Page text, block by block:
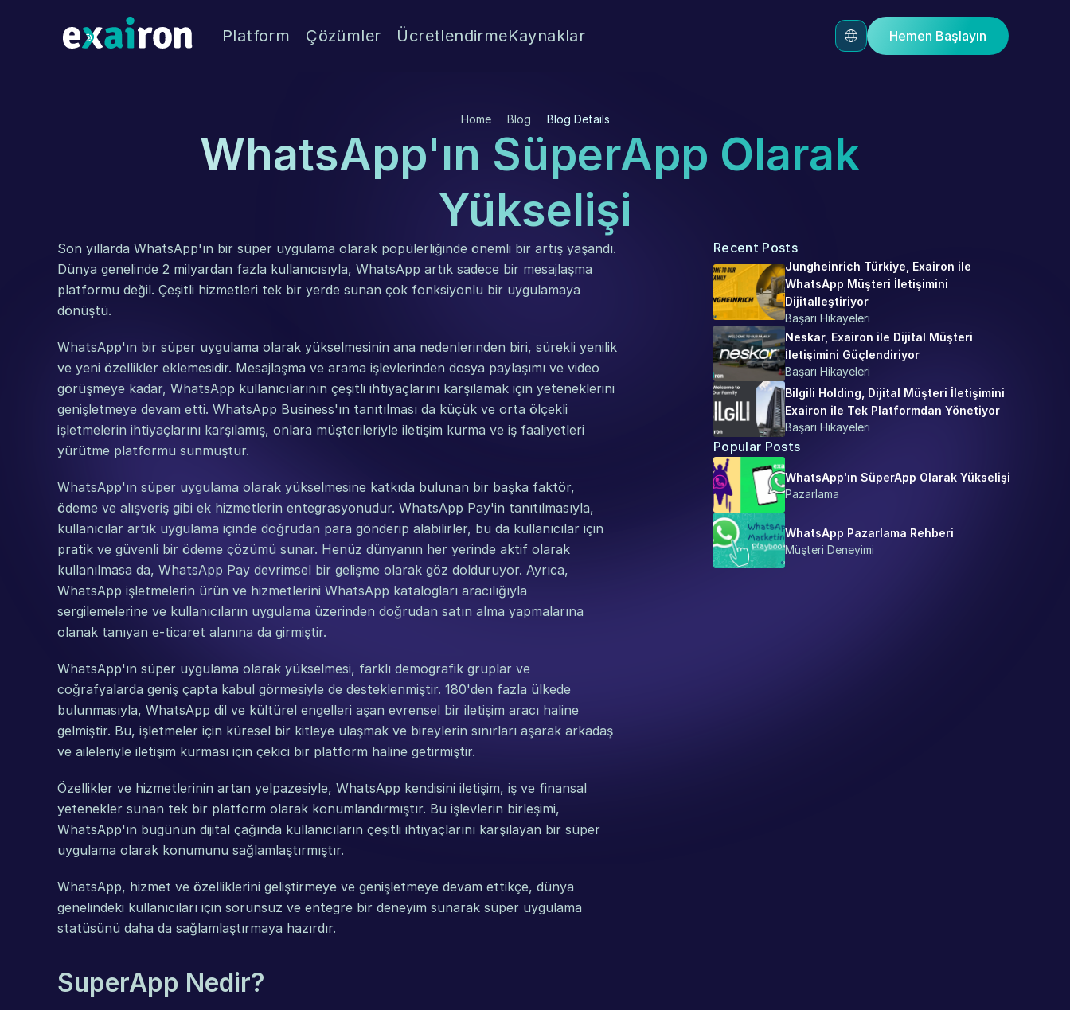
Platform Çözümler ÜcretlendirmeKaynaklar Hemen Başlayın
Home Blog Blog Details
WhatsApp'ın SüperApp Olarak
Yükselişi
Son yıllarda WhatsApp'ın bir süper uygulama olarak popülerliğinde önemli bir artış yaşandı.
Dünya genelinde 2 milyardan fazla kullanıcısıyla, WhatsApp artık sadece bir mesajlaşma
platformu değil. Çeşitli hizmetleri tek bir yerde sunan çok fonksiyonlu bir uygulamaya
dönüştü.
WhatsApp'ın bir süper uygulama olarak yükselmesinin ana nedenlerinden biri, sürekli yenilik
ve yeni özellikler eklemesidir. Mesajlaşma ve arama işlevlerinden dosya paylaşımı ve video
görüşmeye kadar, WhatsApp kullanıcılarının çeşitli ihtiyaçlarını karşılamak için yeteneklerini
genişletmeye devam etti. WhatsApp Business'ın tanıtılması da küçük ve orta ölçekli
işletmelerin ihtiyaçlarını karşılamış, onlara müşterileriyle iletişim kurma ve iş faaliyetleri
yürütme platformu sunmuştur.
WhatsApp'ın süper uygulama olarak yükselmesine katkıda bulunan bir başka faktör,
ödeme ve alışveriş gibi ek hizmetlerin entegrasyonudur. WhatsApp Pay'in tanıtılmasıyla,
kullanıcılar artık uygulama içinde doğrudan para gönderip alabilirler, bu da kullanıcılar için
pratik ve güvenli bir ödeme çözümü sunar. Henüz dünyanın her yerinde aktif olarak
kullanılmasa da, WhatsApp Pay devrimsel bir gelişme olarak göz dolduruyor. Ayrıca,
WhatsApp işletmelerin ürün ve hizmetlerini WhatsApp katalogları aracılığıyla
sergilemelerine ve kullanıcıların uygulama üzerinden doğrudan satın alma yapmalarına
olanak tanıyan e-ticaret alanına da girmiştir.
WhatsApp'ın süper uygulama olarak yükselmesi, farklı demografik gruplar ve
coğrafyalarda geniş çapta kabul görmesiyle de desteklenmiştir. 180'den fazla ülkede
bulunmasıyla, WhatsApp dil ve kültürel engelleri aşan evrensel bir iletişim aracı haline
gelmiştir. Bu, işletmeler için küresel bir kitleye ulaşmak ve bireylerin sınırları aşarak arkadaş
ve aileleriyle iletişim kurması için çekici bir platform haline getirmiştir.
Özellikler ve hizmetlerinin artan yelpazesiyle, WhatsApp kendisini iletişim, iş ve finansal
yetenekler sunan tek bir platform olarak konumlandırmıştır. Bu işlevlerin birleşimi,
WhatsApp'ın bugünün dijital çağında kullanıcıların çeşitli ihtiyaçlarını karşılayan bir süper
uygulama olarak konumunu sağlamlaştırmıştır.
WhatsApp, hizmet ve özelliklerini geliştirmeye ve genişletmeye devam ettikçe, dünya
genelindeki kullanıcıları için sorunsuz ve entegre bir deneyim sunarak süper uygulama
statüsünü daha da sağlamlaştırmaya hazırdır.
SuperApp Nedir?
Recent Posts
Jungheinrich Türkiye, Exairon ile
WhatsApp Müşteri İletişimini
Dijitalleştiriyor
Başarı Hikayeleri
Neskar, Exairon ile Dijital Müşteri
İletişimini Güçlendiriyor
Başarı Hikayeleri
Bilgili Holding, Dijital Müşteri İletişimini
Exairon ile Tek Platformdan Yönetiyor
Başarı Hikayeleri
Popular Posts
WhatsApp'ın SüperApp Olarak Yükselişi
Pazarlama
WhatsApp Pazarlama Rehberi
Müşteri Deneyimi